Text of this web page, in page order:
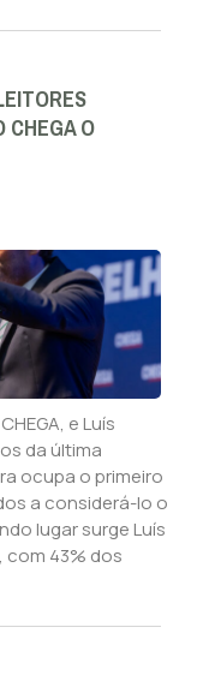
CHEGA O
e Luís
da última
ocupa o primeiro
a considerá-lo o
lugar surge Luís
com 43% dos